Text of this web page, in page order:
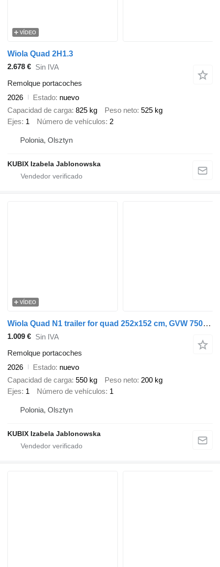
VÍDEO
Wiola Quad 2H1.3
2.678 € Sin IVA
Remolque portacoches
2026
Estado nuevo
Capacidad de carga 825 kg Peso neto 525 kg
Ejes 1 Número de vehículos 2
Polonia, Olsztyn
KUBIX Izabela Jablonowska
VÍDEO
Wiola Quad N1 trailer for quad 252x152 cm, GVW 750 kg
1.009 € Sin IVA
Remolque portacoches
2026
Estado nuevo
Capacidad de carga 550 kg Peso neto 200 kg
Ejes 1 Número de vehículos 1
Polonia, Olsztyn
KUBIX Izabela Jablonowska